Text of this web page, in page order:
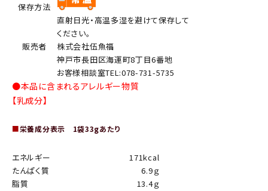
保存方法
直射日光・高温多湿を避けて保存して
ください。
販売者
株式会社伍魚福
神戸市長田区海運町8丁目6番地
お客様相談室TEL:078-731-5735
●本品に含まれるアレルギー物質
【乳成分】
■栄養成分表示 1袋33gあたり
エネルギー
171kcal
たんぱく質
6.9ｇ
脂質
13.4ｇ